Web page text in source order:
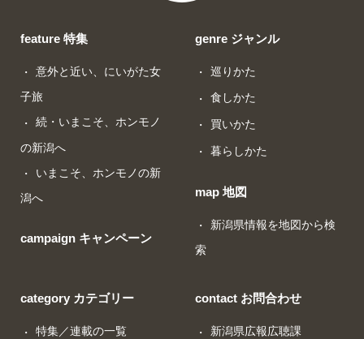
feature 特集
意外と近い、にいがた女
子旅
続・いまこそ、ホンモノ
の新潟へ
いまこそ、ホンモノの新
潟へ
campaign キャンペーン
genre ジャンル
巡りかた
食しかた
買いかた
暮らしかた
map 地図
新潟県情報を地図から検
索
category カテゴリー
特集／連載の一覧
contact お問合わせ
新潟県広報広聴課